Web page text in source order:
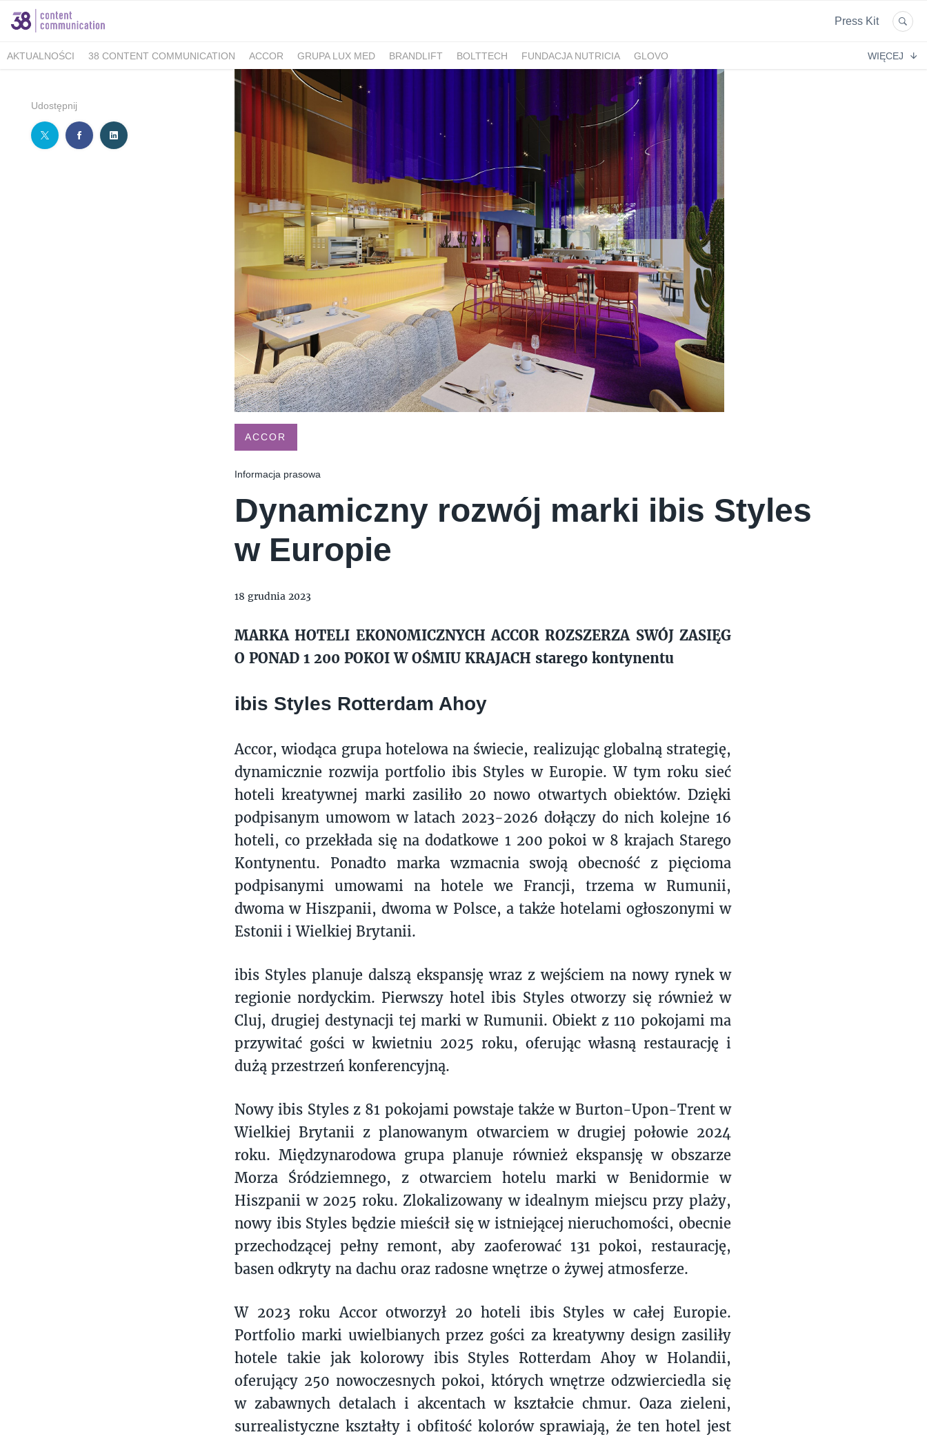
Press Kit
AKTUALNOŚCI 38 CONTENT COMMUNICATION ACCOR GRUPA LUX MED BRANDLIFT BOLTTECH FUNDACJA NUTRICIA
GLOVO
FELLOWMIND IOŚ-PIB SM MLEKPOL
GREEN FACTORY LOGISTICS
WALKING KORZENIOWSKI
GRUPA WHIRLPOOL KIDS&CO. OCUVITE SACHOL AFTIGEL HYAL-DROP MULTI
BERIMAL
ACCOR MARKETPLACE KRAKÓW TUTORE POLAND ROMET KRAJOWA RZEMIEŚLNICZA IZBA OPTYCZNA CENTRUM MEDYCZNE DAMIANA
MEDICOVER SENIOR
MEDICOVER STOMATOLOGIA PUCKIE HOSPICJUM TERAPIA REZONANSEM MAGNETYCZNYM - MBST EMPIK FOTO
PACSAFE ZAMEK TOPACZ BAKALLAND DELECTA
AKBAR SANDRA JASMEEN MOMME ALKEMIE SZPITAL MEDICOVER ENBIO GROUP UNITOP
ENERGIA POLSKA ZADBANO POKONAJ ZAĆMĘ, POPRAW WIDZENIE GÓRNOŚLĄSKO-ZAGŁĘBIOWSKA METROPOLIA
PREGNABIT UNICEF JASNUM PHARMENA BETHRU MANUFAKTURA FUNDACJA NAGLE SAMI
PANEK CARSHARING BUDVAR ŁÓDŹ KALISKA PLAYFAIR POLREGIO PRIME SPANISH PROPERTIES
FORUM 76 #EFEKT1BUTELKI COLOSTRUM CARLSBERG GEN4GEN BALCIA REBERNIA BEKO
UNILEVER HUMAN ANSWER INSTITUTE PIERRE FABRE ORAL CARE LIBERTY INVESTMENTS
THE MAGNUM ICE CREAM COMPANY PSTRYK
WIĘCEJ
Udostępnij
ACCOR
Informacja prasowa
Dynamiczny rozwój marki ibis Styles
w Europie
18 grudnia 2023
MARKA HOTELI EKONOMICZNYCH ACCOR ROZSZERZA SWÓJ ZASIĘG
O PONAD 1 200 POKOI W OŚMIU KRAJACH starego kontynentu
ibis Styles Rotterdam Ahoy
Accor, wiodąca grupa hotelowa na świecie, realizując globalną strategię,
dynamicznie rozwija portfolio ibis Styles w Europie. W tym roku sieć
hoteli kreatywnej marki zasiliło 20 nowo otwartych obiektów. Dzięki
podpisanym umowom w latach 2023-2026 dołączy do nich kolejne 16
hoteli, co przekłada się na dodatkowe 1 200 pokoi w 8 krajach Starego
Kontynentu. Ponadto marka wzmacnia swoją obecność z pięcioma
podpisanymi umowami na hotele we Francji, trzema w Rumunii,
dwoma w Hiszpanii, dwoma w Polsce, a także hotelami ogłoszonymi w
Estonii i Wielkiej Brytanii.
ibis Styles planuje dalszą ekspansję wraz z wejściem na nowy rynek w
regionie nordyckim. Pierwszy hotel ibis Styles otworzy się również w
Cluj, drugiej destynacji tej marki w Rumunii. Obiekt z 110 pokojami ma
przywitać gości w kwietniu 2025 roku, oferując własną restaurację i
dużą przestrzeń konferencyjną.
Nowy ibis Styles z 81 pokojami powstaje także w Burton-Upon-Trent w
Wielkiej Brytanii z planowanym otwarciem w drugiej połowie 2024
roku. Międzynarodowa grupa planuje również ekspansję w obszarze
Morza Śródziemnego, z otwarciem hotelu marki w Benidormie w
Hiszpanii w 2025 roku. Zlokalizowany w idealnym miejscu przy plaży,
nowy ibis Styles będzie mieścił się w istniejącej nieruchomości, obecnie
przechodzącej pełny remont, aby zaoferować 131 pokoi, restaurację,
basen odkryty na dachu oraz radosne wnętrze o żywej atmosferze.
W 2023 roku Accor otworzył 20 hoteli ibis Styles w całej Europie.
Portfolio marki uwielbianych przez gości za kreatywny design zasiliły
hotele takie jak kolorowy ibis Styles Rotterdam Ahoy w Holandii,
oferujący 250 nowoczesnych pokoi, których wnętrze odzwierciedla się
w zabawnych detalach i akcentach w kształcie chmur. Oaza zieleni,
surrealistyczne kształty i obfitość kolorów sprawiają, że ten hotel jest